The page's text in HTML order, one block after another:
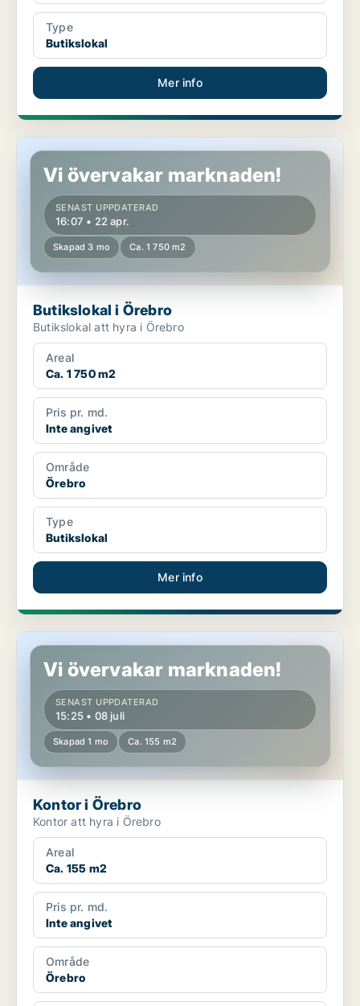
Type
Butikslokal
Mer info
Butikslokal i Örebro
Vi övervakar marknaden!
SENAST UPPDATERAD
16:07 • 22 apr.
Skapad 3 mo Ca. 1 750 m2
Butikslokal i Örebro
Butikslokal att hyra i Örebro
Areal
Ca. 1 750 m2
Pris pr. md.
Inte angivet
Område
Örebro
Type
Butikslokal
Mer info
Kontor i Örebro
Vi övervakar marknaden!
SENAST UPPDATERAD
15:25 • 08 juli
Skapad 1 mo Ca. 155 m2
Kontor i Örebro
Kontor att hyra i Örebro
Areal
Ca. 155 m2
Pris pr. md.
Inte angivet
Område
Örebro